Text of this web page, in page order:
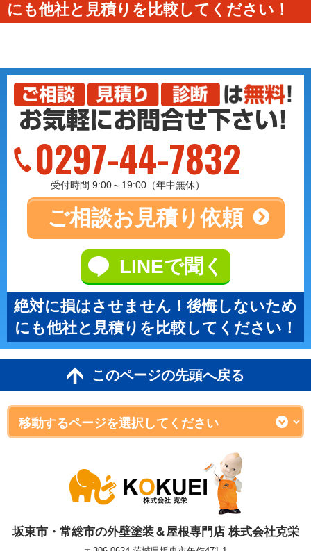
にも他社と見積りを比較してください！
0297-44-7832
受付時間 9:00～19:00（年中無休）
ご相談お見積り依頼
LINEで聞く
絶対に損はさせません！後悔しないため
にも他社と見積りを比較してください！
このページの先頭へ戻る
坂東市・常総市の外壁塗装＆屋根専門店 株式会社克栄